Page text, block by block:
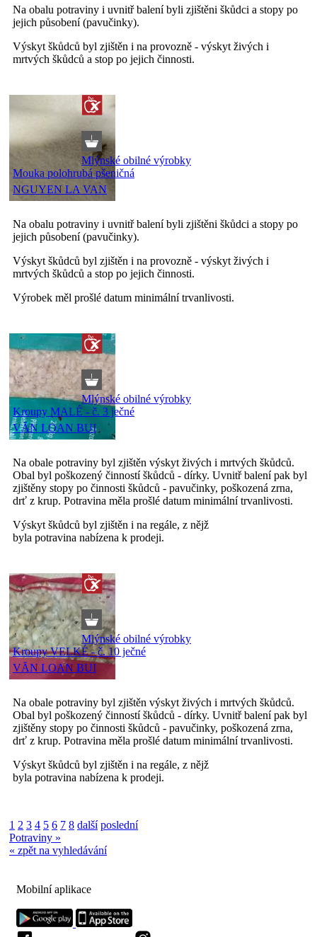
Na obalu potraviny i uvnitř balení byli zjištěni škůdci a stopy po
jejich působení (pavučinky).
Výskyt škůdců byl zjištěn i na provozně - výskyt živých i
mrtvých škůdců a stop po jejich činnosti.
Mlýnské obilné výrobky
Mouka polohrubá pšeničná
NGUYEN LA VAN
Na obalu potraviny i uvnitř balení byli zjištěni škůdci a stopy po
jejich působení (pavučinky).
Výskyt škůdců byl zjištěn i na provozně - výskyt živých i
mrtvých škůdců a stop po jejich činnosti.
Výrobek měl prošlé datum minimální trvanlivosti.
Mlýnské obilné výrobky
Kroupy MALÉ - č. 3 ječné
VĂN LOAN BUI
Na obale potraviny byl zjištěn výskyt živých i mrtvých škůdců.
Obal byl poškozený činností škůdců - dírky. Uvnitř balení pak byl
zjištěny stopy po činnosti škůdců - pavučinky, poškozená zrna,
drť z krup. Potravina měla prošlé datum minimální trvanlivosti.
Výskyt škůdců byl zjištěn i na regále, z nějž
byla potravina nabízena k prodeji.
Mlýnské obilné výrobky
Kroupy VELKÉ - č. 10 ječné
VĂN LOAN BUI
Na obale potraviny byl zjištěn výskyt živých i mrtvých škůdců.
Obal byl poškozený činností škůdců - dírky. Uvnitř balení pak byl
zjištěny stopy po činnosti škůdců - pavučinky, poškozená zrna,
drť z krup. Potravina měla prošlé datum minimální trvanlivosti.
Výskyt škůdců byl zjištěn i na regále, z nějž
byla potravina nabízena k prodeji.
1 2 3 4 5 6 7 8 další poslední
Potraviny »
« zpět na vyhledávání
Mobilní aplikace